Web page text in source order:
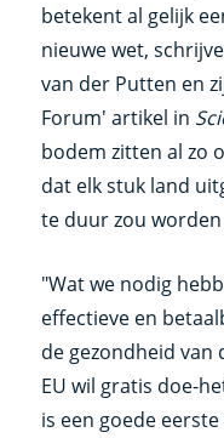
betekent al gelijk
nieuwe wet,
van der Putten en
Forum' artikel in
bodem zitten al zo
dat elk stuk land
te duur zou
"Wat we nodig
effectieve en
de gezondheid van
EU wil gratis doe-
is een goede